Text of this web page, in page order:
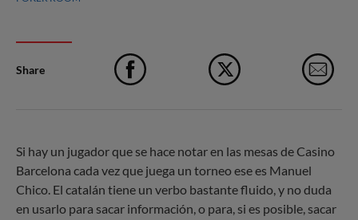
Share
Si hay un jugador que se hace notar en las mesas de Casino
Barcelona cada vez que juega un torneo ese es Manuel
Chico. El catalán tiene un verbo bastante fluido, y no duda
en usarlo para sacar información, o para, si es posible, sacar